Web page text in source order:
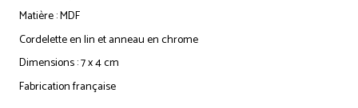
Matière : MDF
Cordelette en lin et anneau en chrome
Dimensions : 7 x 4 cm
Fabrication française